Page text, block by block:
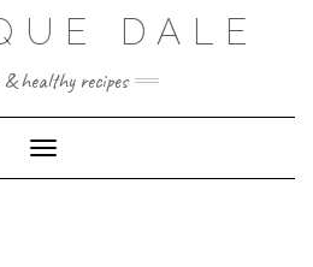
DALE
healthy recipes
Cambiar modo de navegación